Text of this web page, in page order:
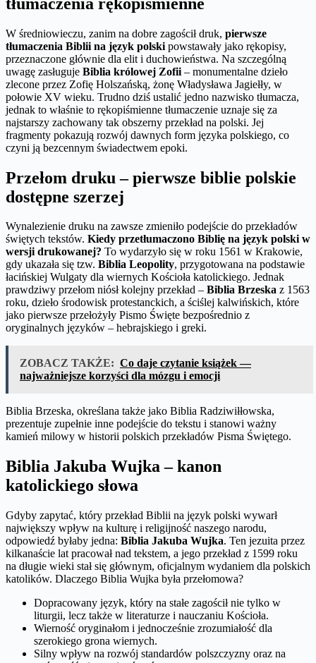
W średniowieczu, zanim na dobre zagościł druk, pierwsze
tłumaczenia Biblii na język polski powstawały jako rękopisy,
przeznaczone głównie dla elit i duchowieństwa. Na szczególną
uwagę zasługuje Biblia królowej Zofii – monumentalne dzieło
zlecone przez Zofię Holszańską, żonę Władysława Jagiełły, w
połowie XV wieku. Trudno dziś ustalić jedno nazwisko tłumacza,
jednak to właśnie to rękopiśmienne tłumaczenie uznaje się za
najstarszy zachowany tak obszerny przekład na polski. Jej
fragmenty pokazują rozwój dawnych form języka polskiego, co
czyni ją bezcennym świadectwem epoki.
Przełom druku – pierwsze biblie polskie
dostępne szerzej
Wynalezienie druku na zawsze zmieniło podejście do przekładów
świętych tekstów. Kiedy przetłumaczono Biblię na język polski w
wersji drukowanej? To wydarzyło się w roku 1561 w Krakowie,
gdy ukazała się tzw. Biblia Leopolity, przygotowana na podstawie
łacińskiej Wulgaty dla wiernych Kościoła katolickiego. Jednak
prawdziwy przełom niósł kolejny przekład – Biblia Brzeska z 1563
roku, dzieło środowisk protestanckich, a ściślej kalwińskich, które
jako pierwsze przełożyły Pismo Święte bezpośrednio z
oryginalnych języków – hebrajskiego i greki.
ZOBACZ TAKŻE: Co daje czytanie książek —
najważniejsze korzyści dla mózgu i emocji
Biblia Brzeska, określana także jako Biblia Radziwiłłowska,
prezentuje zupełnie inne podejście do tekstu i stanowi ważny
kamień milowy w historii polskich przekładów Pisma Świętego.
Biblia Jakuba Wujka – kanon
katolickiego słowa
Gdyby zapytać, który przekład Biblii na język polski wywarł
największy wpływ na kulturę i religijność naszego narodu,
odpowiedź byłaby jedna: Biblia Jakuba Wujka. Ten jezuita przez
kilkanaście lat pracował nad tekstem, a jego przekład z 1599 roku
na długie wieki stał się głównym, oficjalnym wydaniem dla polskich
katolików. Dlaczego Biblia Wujka była przełomowa?
Dopracowany język, który na stałe zagościł nie tylko w
liturgii, lecz także w literaturze i nauczaniu Kościoła.
Wierność oryginałom i jednocześnie zrozumiałość dla
szerokiego grona wiernych.
Silny wpływ na rozwój standardów polszczyzny oraz na